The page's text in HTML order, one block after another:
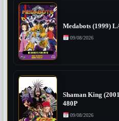
Medabots (1999)
09/08/2026
Shaman King
480P
09/08/2026